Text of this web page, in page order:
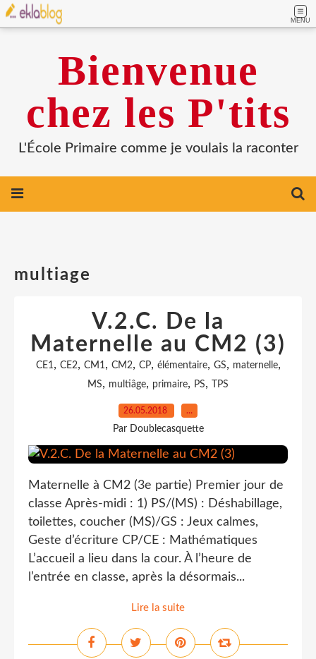
MENU
Bienvenue
chez les P'tits
L'École Primaire comme je voulais la raconter
multiage
V.2.C. De la
Maternelle au CM2 (3)
CE1, CE2, CM1, CM2, CP, élémentaire, GS, maternelle,
MS, multiâge, primaire, PS, TPS
26.05.2018 …
Par Doublecasquette
Maternelle à CM2 (3e partie) Premier jour de
classe Après-midi : 1) PS/(MS) : Déshabillage,
toilettes, coucher (MS)/GS : Jeux calmes,
Geste d’écriture CP/CE : Mathématiques
L’accueil a lieu dans la cour. À l’heure de
l’entrée en classe, après la désormais...
Lire la suite